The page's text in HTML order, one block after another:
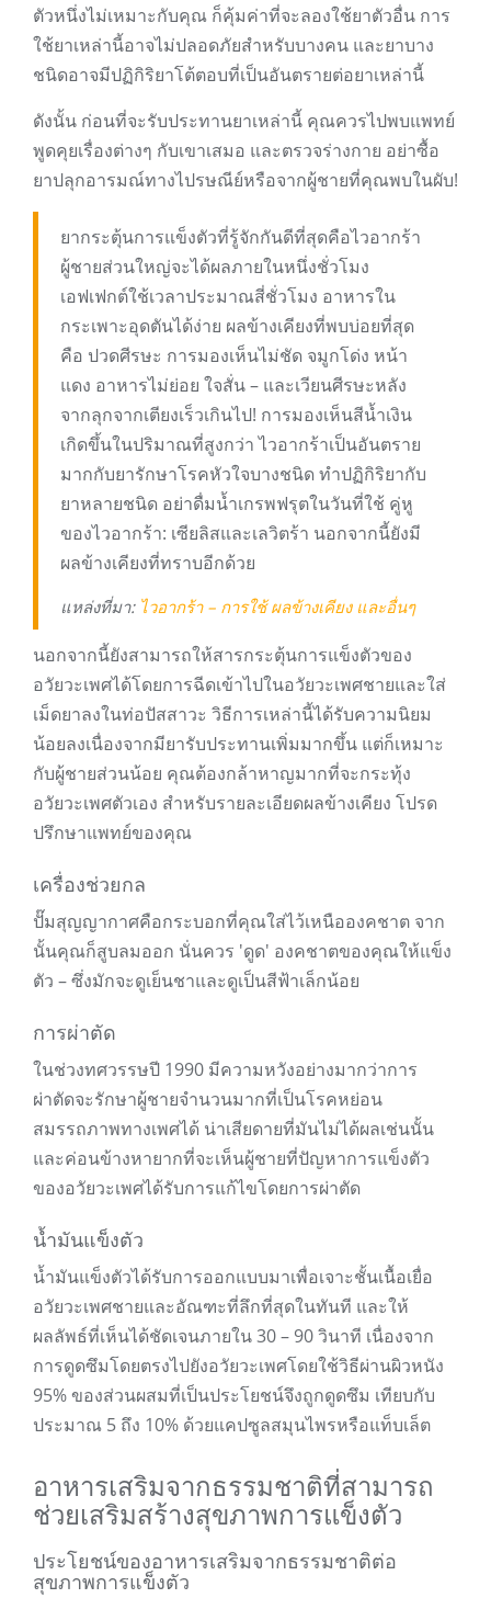
ตัวหนึ่งไม่เหมาะกับคุณ ก็คุ้มค่าที่จะลองใช้ยาตัวอื่น การ
ใช้ยาเหล่านี้อาจไม่ปลอดภัยสำหรับบางคน และยาบาง
ชนิดอาจมีปฏิกิริยาโต้ตอบที่เป็นอันตรายต่อยาเหล่านี้
ดังนั้น ก่อนที่จะรับประทานยาเหล่านี้ คุณควรไปพบแพทย์
พูดคุยเรื่องต่างๆ กับเขาเสมอ และตรวจร่างกาย อย่าซื้อ
ยาปลุกอารมณ์ทางไปรษณีย์หรือจากผู้ชายที่คุณพบในผับ!
ยากระตุ้นการแข็งตัวที่รู้จักกันดีที่สุดคือไวอากร้า
ผู้ชายส่วนใหญ่จะได้ผลภายในหนึ่งชั่วโมง
เอฟเฟกต์ใช้เวลาประมาณสี่ชั่วโมง อาหารใน
กระเพาะอุดตันได้ง่าย ผลข้างเคียงที่พบบ่อยที่สุด
คือ ปวดศีรษะ การมองเห็นไม่ชัด จมูกโด่ง หน้า
แดง อาหารไม่ย่อย ใจสั่น – และเวียนศีรษะหลัง
จากลุกจากเตียงเร็วเกินไป! การมองเห็นสีน้ำเงิน
เกิดขึ้นในปริมาณที่สูงกว่า ไวอากร้าเป็นอันตราย
มากกับยารักษาโรคหัวใจบางชนิด ทำปฏิกิริยากับ
ยาหลายชนิด อย่าดื่มน้ำเกรพฟรุตในวันที่ใช้ คู่หู
ของไวอากร้า: เซียลิสและเลวิตร้า นอกจากนี้ยังมี
ผลข้างเคียงที่ทราบอีกด้วย
แหล่งที่มา: ไวอากร้า – การใช้ ผลข้างเคียง และอื่นๆ
นอกจากนี้ยังสามารถให้สารกระตุ้นการแข็งตัวของ
อวัยวะเพศได้โดยการฉีดเข้าไปในอวัยวะเพศชายและใส่
เม็ดยาลงในท่อปัสสาวะ วิธีการเหล่านี้ได้รับความนิยม
น้อยลงเนื่องจากมียารับประทานเพิ่มมากขึ้น แต่ก็เหมาะ
กับผู้ชายส่วนน้อย คุณต้องกล้าหาญมากที่จะกระทุ้ง
อวัยวะเพศตัวเอง สำหรับรายละเอียดผลข้างเคียง โปรด
ปรึกษาแพทย์ของคุณ
เครื่องช่วยกล
ปั๊มสุญญากาศคือกระบอกที่คุณใส่ไว้เหนือองคชาต จาก
นั้นคุณก็สูบลมออก นั่นควร 'ดูด' องคชาตของคุณให้แข็ง
ตัว – ซึ่งมักจะดูเย็นชาและดูเป็นสีฟ้าเล็กน้อย
การผ่าตัด
ในช่วงทศวรรษปี 1990 มีความหวังอย่างมากว่าการ
ผ่าตัดจะรักษาผู้ชายจำนวนมากที่เป็นโรคหย่อน
สมรรถภาพทางเพศได้ น่าเสียดายที่มันไม่ได้ผลเช่นนั้น
และค่อนข้างหายากที่จะเห็นผู้ชายที่ปัญหาการแข็งตัว
ของอวัยวะเพศได้รับการแก้ไขโดยการผ่าตัด
น้ำมันแข็งตัว
น้ำมันแข็งตัวได้รับการออกแบบมาเพื่อเจาะชั้นเนื้อเยื่อ
อวัยวะเพศชายและอัณฑะที่ลึกที่สุดในทันที และให้
ผลลัพธ์ที่เห็นได้ชัดเจนภายใน 30 – 90 วินาที เนื่องจาก
การดูดซึมโดยตรงไปยังอวัยวะเพศโดยใช้วิธีผ่านผิวหนัง
95% ของส่วนผสมที่เป็นประโยชน์จึงถูกดูดซึม เทียบกับ
ประมาณ 5 ถึง 10% ด้วยแคปซูลสมุนไพรหรือแท็บเล็ต
อาหารเสริมจากธรรมชาติที่สามารถ
ช่วยเสริมสร้างสุขภาพการแข็งตัว
ประโยชน์ของอาหารเสริมจากธรรมชาติต่อ
สุขภาพการแข็งตัว